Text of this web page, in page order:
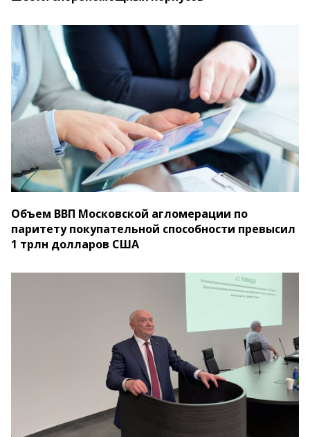
Объем ВВП Московской агломерации по
паритету покупательной способности превысил
1 трлн долларов США